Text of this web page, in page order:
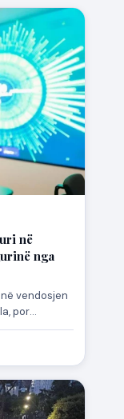
në
nga
vendosjen
por